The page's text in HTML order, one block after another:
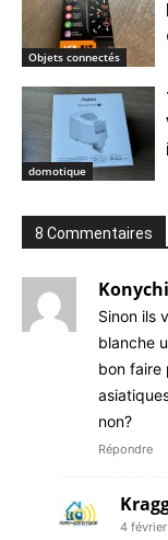
Objets connectés
domotique
8 Commentaires
Sinon ils
blanche
bon faire
non?
Répondre
4